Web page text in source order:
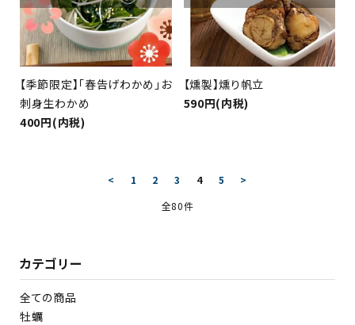
【季節限定】「春告げわかめ」お
刺身生わかめ
400円(内税)
【燻製】燻り帆立
590円(内税)
< 1 2 3 4 5
>
全80件
カテゴリー
全ての商品
牡蠣